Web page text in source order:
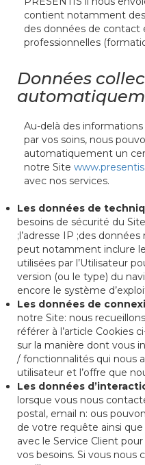
contient notamment
des données de contact
professionnelles
Données
Au-delà des
par vos soins, nous
automatiquement un
notre Site
avec nos services.
Les données de
besoins de sécurité du
;l’adresse IP ;des
peut notamment inclure
utilisées par l’Utilisateur
version (ou le type) du
encore le système
Les données de
notre Site: nous
référer à l’article Cookies
sur la manière dont vous
/ fonctionnalités qui nous
utilisateur et l’offre que
Les données
lorsque vous nous
postal, email n: ous
de votre requête ainsi
avec le Service Client
vos besoins. Si vous